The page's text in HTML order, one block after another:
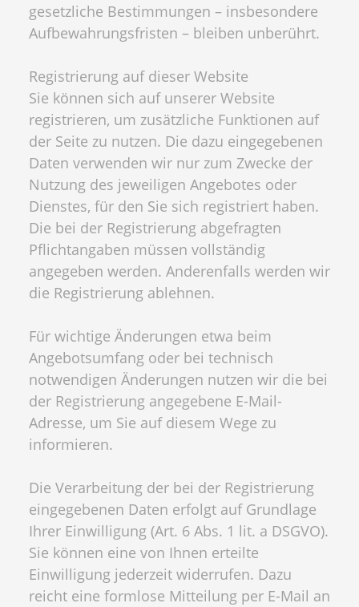
gesetzliche Bestimmungen – insbesondere
Aufbewahrungsfristen – bleiben unberührt.
Registrierung auf dieser Website
Sie können sich auf unserer Website
registrieren, um zusätzliche Funktionen auf
der Seite zu nutzen. Die dazu eingegebenen
Daten verwenden wir nur zum Zwecke der
Nutzung des jeweiligen Angebotes oder
Dienstes, für den Sie sich registriert haben.
Die bei der Registrierung abgefragten
Pflichtangaben müssen vollständig
angegeben werden. Anderenfalls werden wir
die Registrierung ablehnen.
Für wichtige Änderungen etwa beim
Angebotsumfang oder bei technisch
notwendigen Änderungen nutzen wir die bei
der Registrierung angegebene E-Mail-
Adresse, um Sie auf diesem Wege zu
informieren.
Die Verarbeitung der bei der Registrierung
eingegebenen Daten erfolgt auf Grundlage
Ihrer Einwilligung (Art. 6 Abs. 1 lit. a DSGVO).
Sie können eine von Ihnen erteilte
Einwilligung jederzeit widerrufen. Dazu
reicht eine formlose Mitteilung per E-Mail an